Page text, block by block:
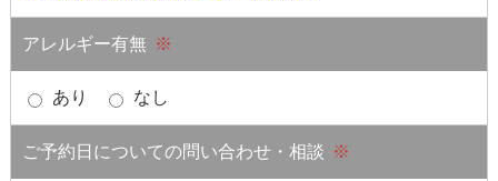
アレルギー有無 ※
あり なし
ご予約日についての問い合わせ・相談 ※